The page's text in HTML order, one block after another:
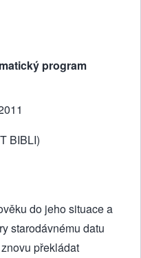
program
BIBLI)
do jeho situace a
starodávnému datu
překládat